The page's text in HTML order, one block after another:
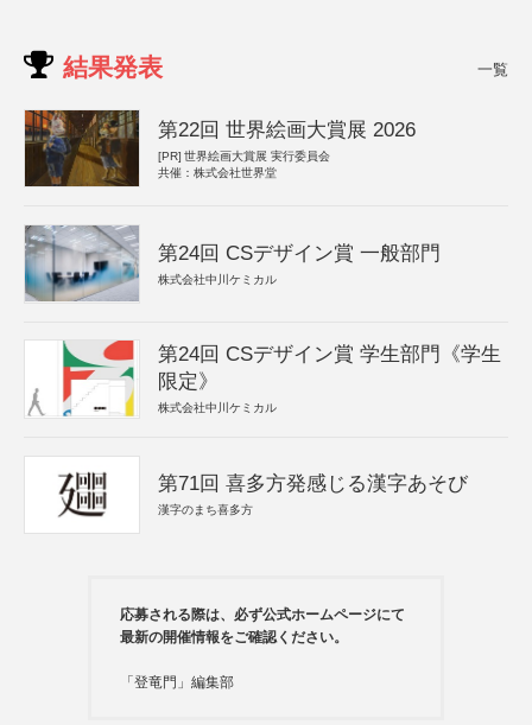
結果発表 一覧
第22回 世界絵画大賞展 2026
[PR] 世界絵画大賞展 実行委員会
共催：株式会社世界堂
第24回 CSデザイン賞 一般部門
株式会社中川ケミカル
第24回 CSデザイン賞 学生部門《学生
限定》
株式会社中川ケミカル
第71回 喜多方発感じる漢字あそび
漢字のまち喜多方
応募される際は、必ず公式ホームページにて
最新の開催情報をご確認ください。
「登竜門」編集部